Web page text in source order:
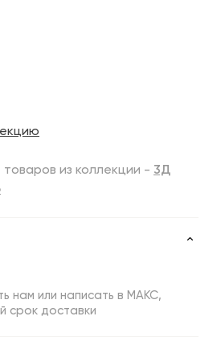
товаров из коллекции - 3Д
нам или написать в МАКС,
срок доставки